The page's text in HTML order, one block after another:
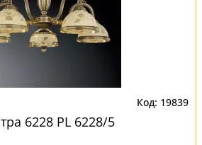
19839
6228 PL 6228/5